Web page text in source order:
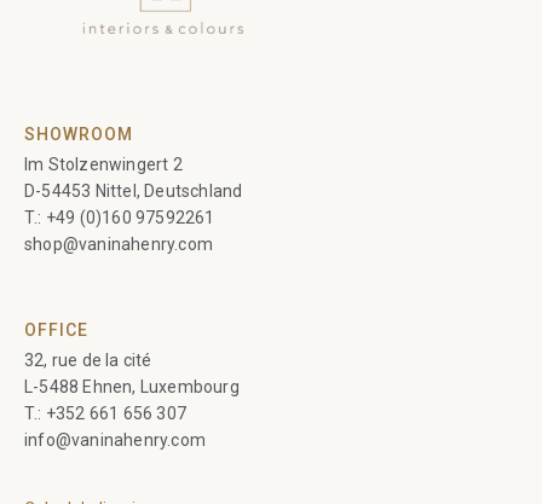
SHOWROOM
Im Stolzenwingert 2
D-54453 Nittel, Deutschland
T.: +49 (0)160 97592261
shop@vaninahenry.com
OFFICE
32, rue de la cité
L-5488 Ehnen, Luxembourg
T.: +352 661 656 307
info@vaninahenry.com